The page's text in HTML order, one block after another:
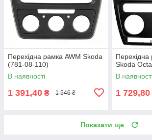
Перехідна рамка AWM Skoda
(781-08-110)
В наявності
1 391,40 ₴ 1 546 ₴
Skoda
В
1 729,80
Показати ще